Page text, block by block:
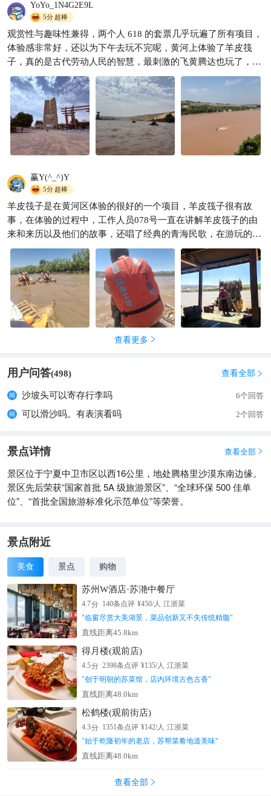
沙坡头1天时间怎么玩? 沙坡头
最全一镜到底游玩攻略他来
啦！
YoYo_1N4G2E9L
5分超棒
观赏性与趣味性兼得，两个人 618 的套票几乎玩遍了所有项目，
体验感非常好，还以为下午去玩不完呢，黄河上体验了羊皮筏
子，真的是古代劳动人民的智慧，最刺激的飞黄腾达也玩了，滑
沙要是能多滑几次就好了，真的是太好玩了，从黄河区到沙漠区
也就是十几分钟的摆渡车，沙漠区午后阳光很出片☀️骆驼真的必
须骑一次，配合驼铃声观赏沙漠景观，再来一个失重感体验的沙
漠冲浪车，司机师傅也是相当专业🤙总之景区里体验觉得是非常
不错的，值得票价
9+
赢Y(^_^)Y
5分超棒
羊皮筏子是在黄河区体验的很好的一个项目，羊皮筏子很有故
事，在体验的过程中，工作人员078号一直在讲解羊皮筏子的由
来和来历以及他们的故事，还唱了经典的青海民歌，在游玩的过
程中体验感非常好，很有氛围，点赞078号工作人员
查看更多 
用户问答(498) 查看全部 
沙坡头可以寄存行李吗 6个回答
可以滑沙吗。有表演看吗 2个回答
景点详情 查看全部 
景区位于宁夏中卫市区以西16公里，地处腾格里沙漠东南边缘。
景区先后荣获“国家首批 5A 级旅游景区”、“全球环保 500 佳单
位”、“首批全国旅游标准化示范单位”等荣誉。
景点附近
美食 景点 购物
苏州W酒店·苏滟中餐厅
4.7分 140条点评 ¥450/人 江浙菜
"临窗尽赏大美湖景，菜品创新又不失传统精髓"
直线距离45.8km
得月楼(观前店)
4.5分 2398条点评 ¥135/人 江浙菜
"创于明朝的苏菜馆，店内环境古色古香"
直线距离48.0km
松鹤楼(观前街店)
4.3分 1351条点评 ¥142/人 江浙菜
"始于乾隆初年的老店，苏帮菜肴地道美味"
直线距离48.0km
查看全部 